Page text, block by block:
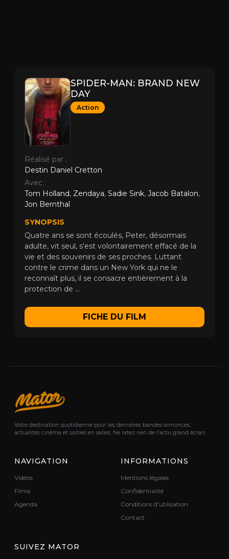
SPIDER-MAN: BRAND NEW
DAY
Action
Réalisé par :
Destin Daniel Cretton
Avec :
Tom Holland, Zendaya, Sadie Sink, Jacob Batalon,
Jon Bernthal
SYNOPSIS
Quatre ans se sont écoulés, Peter, désormais
adulte, vit seul, s'est volontairement effacé de la
vie et des souvenirs de ses proches. Luttant
contre le crime dans un New York qui ne le
reconnaît plus, il se consacre entièrement à la
protection de ...
FICHE DU FILM
Votre destination quotidienne pour les dernières bandes-annonces,
actualités cinéma et sorties en salles. Ne ratez rien de l'actu grand écran.
NAVIGATION
Vidéos
Films
Agenda
INFORMATIONS
Mentions légales
Confidentialité
Conditions d'utilisation
Contact
SUIVEZ MATOR